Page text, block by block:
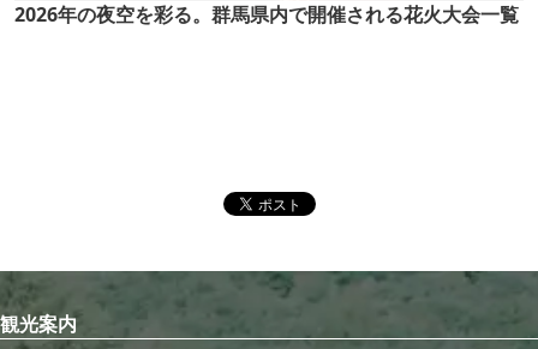
2026年の夜空を彩る。群馬県内で開催される花火大会一覧
観光案内